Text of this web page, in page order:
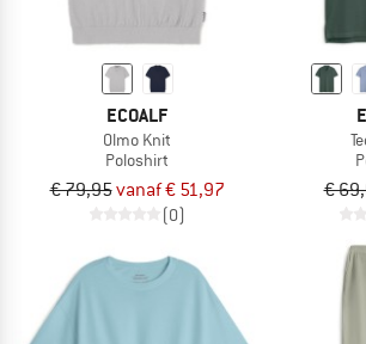
ECOALF
Olmo Knit
Poloshirt
€ 79,95vanaf € 51,97
(0)
€